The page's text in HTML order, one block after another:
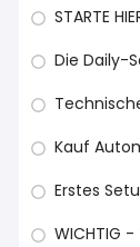
STARTE
Die Daily-
Kauf
Erstes
WICHTIG